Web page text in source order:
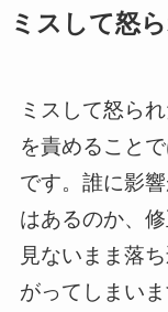
ミスして怒
ミスして怒ら
を責めること
です。誰に影
はあるのか、
見ないまま落
がってしまいま